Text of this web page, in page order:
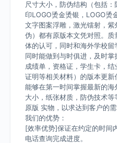
尺寸大小，防伪结构（包括
印LOGO烫金烫银，LOGO烫
文字图案浮雕，激光镭射，
伪）都有原版本文凭对照。
体的认可，同时和海外学校留
同时能做到与时俱进，及时掌
成绩单，资格证，学生卡，
证明等相关材料）的版本更新
能够在第一时间掌握最新的
大小，纸张材质，防伪技术
原版 实物，以求达到客户的需
我们的优势：
[效率优势]保证在约定的时间
电话查询完成进度。